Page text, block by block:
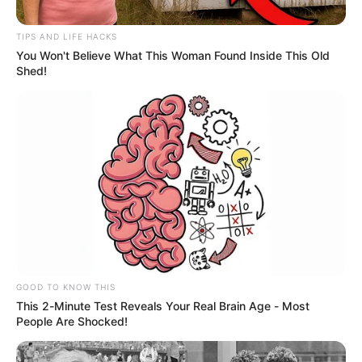
Por: Paula Andrea García Cerón
Abril 23, 2025
TIPS AND LIFE HACKS
You Won't Believe What This Woman Found Inside This Old
Shed!
GOOD TO KNOW THIS
This 2-Minute Test Reveals Your Real Brain Age - Most
People Are Shocked!